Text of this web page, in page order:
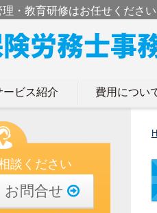
・教育研修はお任せください
ービス紹介 費用につい
談ください
お問合せ